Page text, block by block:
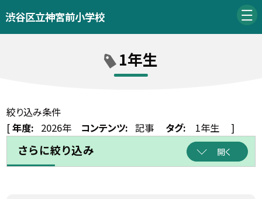
渋谷区立神宮前小学校
1年生
絞り込み条件
[年度: 2026年 コンテンツ: 記事 タグ: 1年生 ]
さらに絞り込み 開く